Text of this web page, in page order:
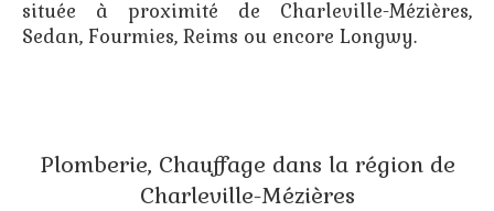
située à proximité de Charleville-Mézières,
Sedan, Fourmies, Reims ou encore Longwy.
Plomberie, Chauffage dans la région de
Charleville-Mézières